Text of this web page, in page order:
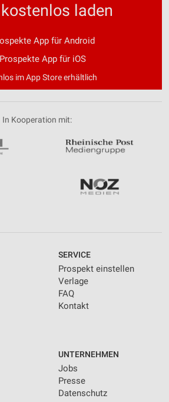
laden
App für Android
Prospekte App für iOS
im App Store erhältlich
In Kooperation mit:
SERVICE
Prospekt einstellen
Verlage
FAQ
Kontakt
UNTERNEHMEN
Jobs
Presse
Datenschutz